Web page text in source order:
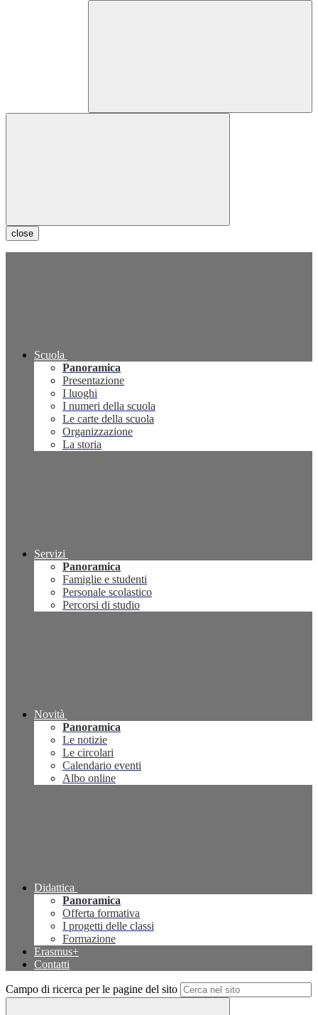
close
Scuola
Panoramica
Presentazione
I luoghi
I numeri della scuola
Le carte della scuola
Organizzazione
La storia
Servizi
Panoramica
Famiglie e studenti
Personale scolastico
Percorsi di studio
Novità
Panoramica
Le notizie
Le circolari
Calendario eventi
Albo online
Didattica
Panoramica
Offerta formativa
I progetti delle classi
Formazione
Erasmus+
Contatti
Campo di ricerca per le pagine del sito